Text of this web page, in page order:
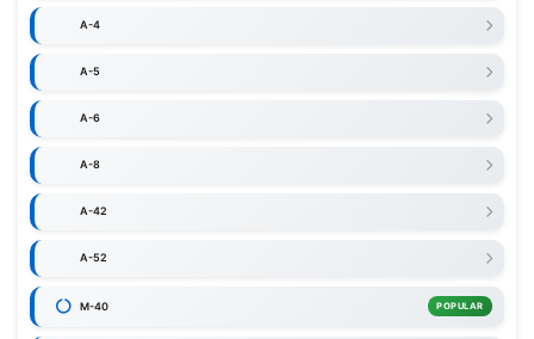
A-4
A-5
A-6
A-8
A-42
A-52
M-40 POPULAR